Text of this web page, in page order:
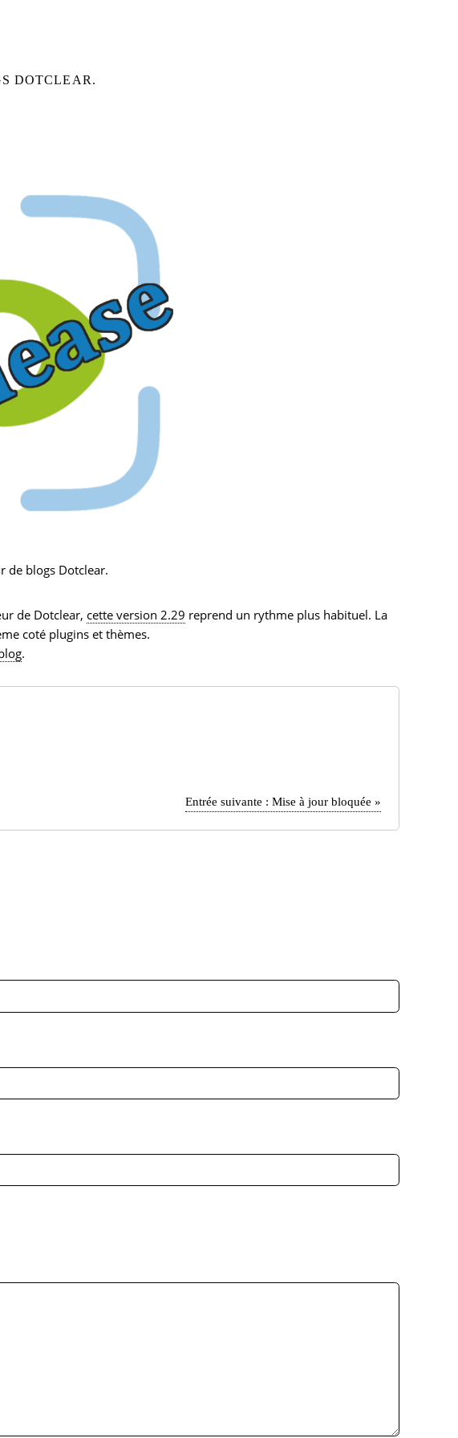
DOTCLEAR.
de blogs Dotclear.
de Dotclear, cette version 2.29 reprend un rythme plus habituel. La
coté plugins et thèmes.
.
Entrée suivante : Mise à jour bloquée »